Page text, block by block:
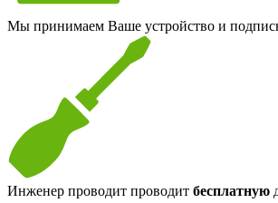
Мы принимаем Ваше устройство и
Инженер проводит проводит бесплатную